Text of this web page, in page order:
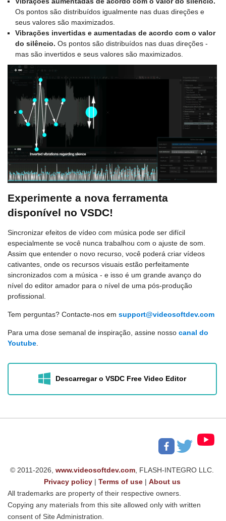
Os pontos são distribuídos igualmente nas duas direções e
seus valores são maximizados.
Vibrações invertidas e aumentadas de acordo com o valor
do silêncio. Os pontos são distribuídos nas duas direções -
mas são invertidos e seus valores são maximizados.
Experimente a nova ferramenta
disponível no VSDC!
Sincronizar efeitos de vídeo com música pode ser difícil
especialmente se você nunca trabalhou com o ajuste de som.
Assim que entender o novo recurso, você poderá criar vídeos
cativantes, onde os recursos visuais estão perfeitamente
sincronizados com a música - e isso é um grande avanço do
nível do editor amador para o nível de uma pós-produção
profissional.
Tem perguntas? Contacte-nos em support@videosoftdev.com
Para uma dose semanal de inspiração, assine nosso canal do
Youtube
Descarregar o VSDC Free Video Editor
© 2011-2026,www.videosoftdev.com , FLASH-INTEGRO LLC.
Privacy policy| Terms of use| About us
All trademarks are property of their respective owners.
Copying any materials from this site allowed only with written
consent of Site Administration.